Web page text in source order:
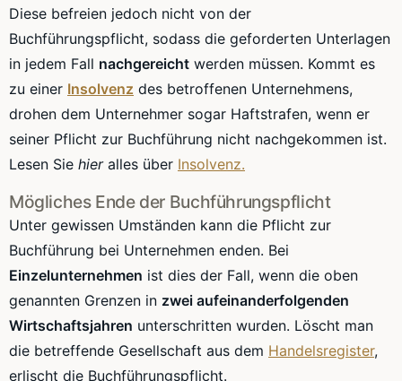
Diese befreien jedoch nicht von der
Buchführungspflicht, sodass die geforderten Unterlagen
in jedem Fall nachgereicht werden müssen. Kommt es
zu einer Insolvenz des betroffenen Unternehmens,
drohen dem Unternehmer sogar Haftstrafen, wenn er
seiner Pflicht zur Buchführung nicht nachgekommen ist.
Lesen Sie hieralles über Insolvenz.
Mögliches Ende der Buchführungspflicht
Unter gewissen Umständen kann die Pflicht zur
Buchführung bei Unternehmen enden. Bei
Einzelunternehmen ist dies der Fall, wenn die oben
genannten Grenzen in zwei aufeinanderfolgenden
Wirtschaftsjahren unterschritten wurden. Löscht man
die betreffende Gesellschaft aus dem Handelsregister,
erlischt die Buchführungspflicht.